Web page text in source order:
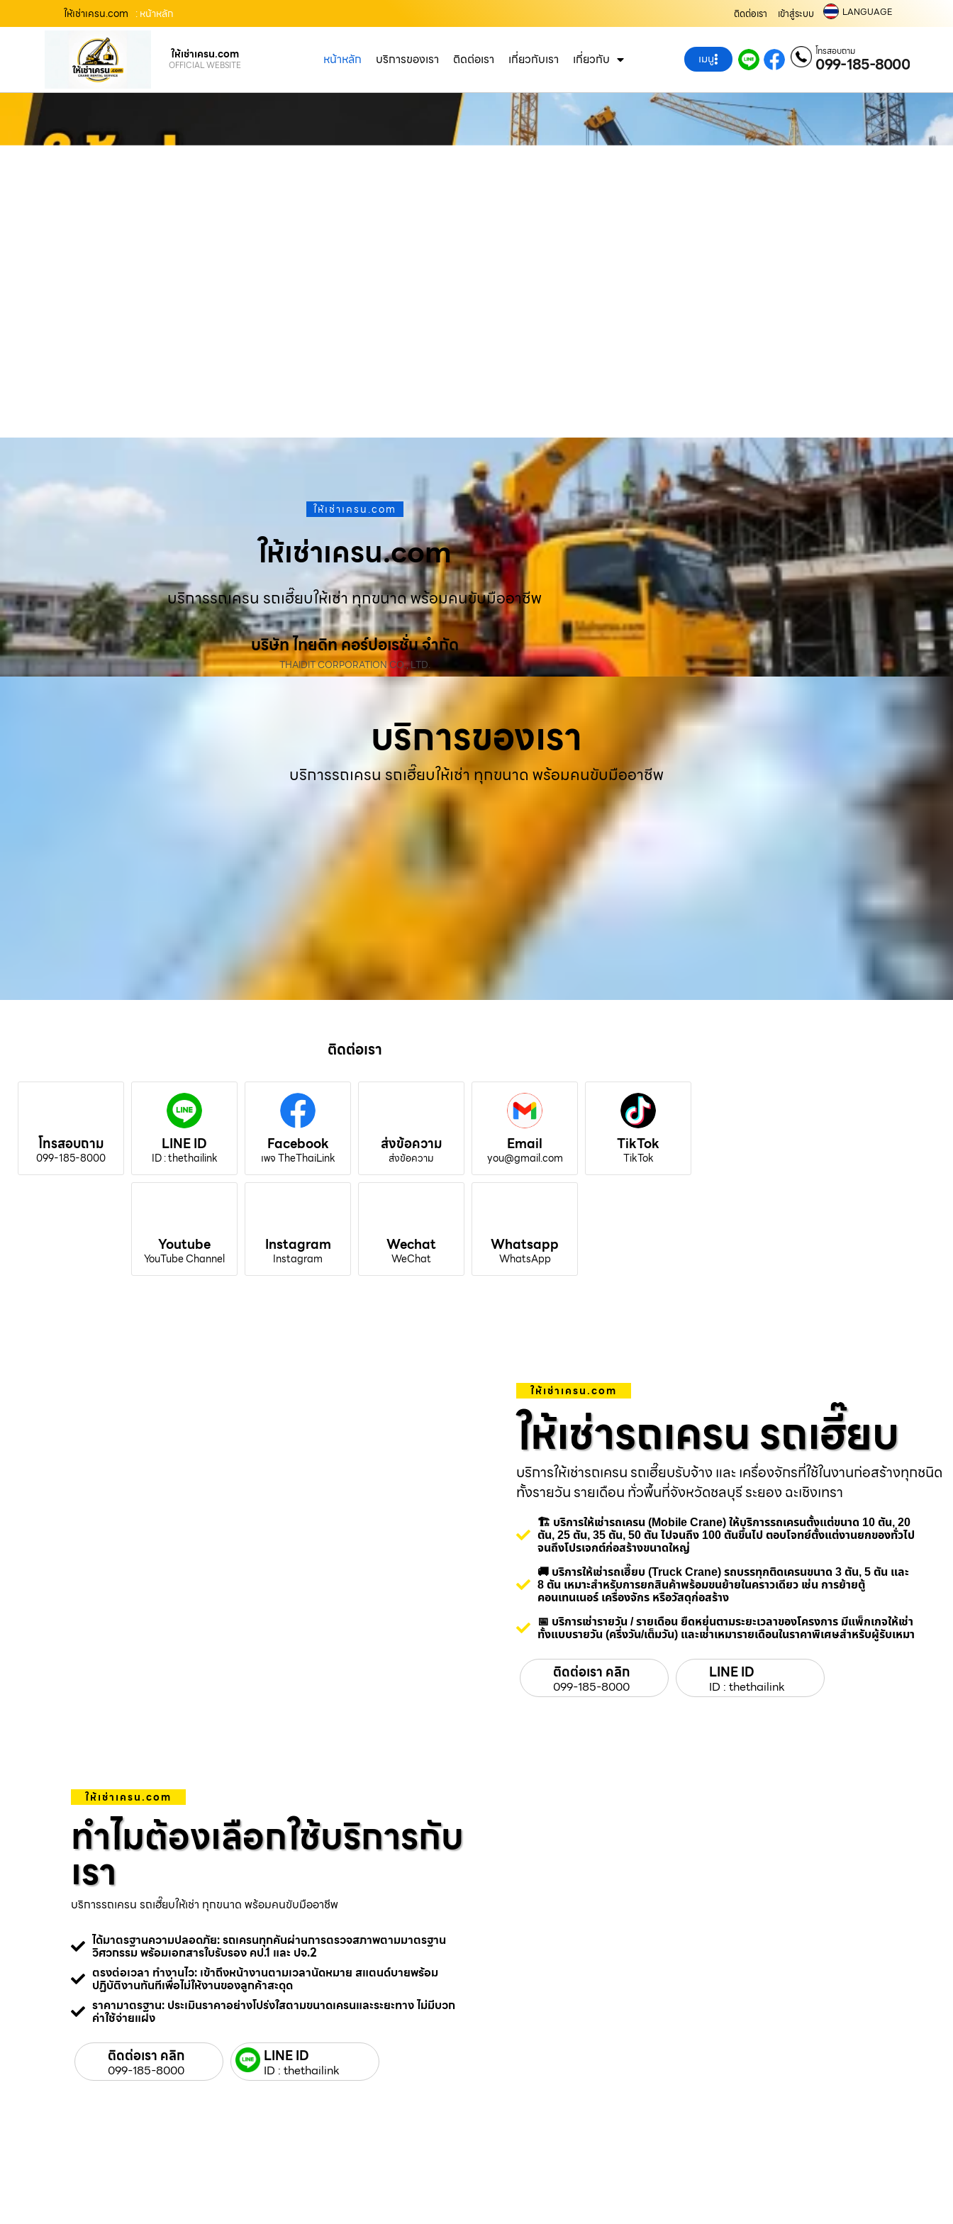
ให้เช่าเครน.com : หน้าหลัก ติดต่อเรา เข้าสู่ระบบ LANGUAGE
ให้เช่าเครน.com
OFFICIAL WEBSITE หน้าหลัก บริการของเรา ติดต่อเรา เกี่ยวกับเรา เกี่ยวกับ เมนู โทรสอบถาม
099-185-8000
ให้เช่าเครน.com
ให้เช่าเครน.com
บริการรถเครน รถเฮี๊ยบให้เช่า ทุกขนาด พร้อมคนขับมืออาชีพ
บริษัท ไทยดิท คอร์ปอเรชั่น จำกัด
THAIDIT CORPORATION CO., LTD.
บริการของเรา
บริการรถเครน รถเฮี๊ยบให้เช่า ทุกขนาด พร้อมคนขับมืออาชีพ
ติดต่อเรา
โทรสอบถาม
099-185-8000
LINE ID
ID : thethailink
Facebook
เพจ TheThaiLink
ส่งข้อความ
ส่งข้อความ
Email
you@gmail.com
TikTok
TikTok
Youtube
YouTube Channel
Instagram
Instagram
Wechat
WeChat
Whatsapp
WhatsApp
ให้เช่าเครน.com
ให้เช่ารถเครน รถเฮี๊ยบ
บริการให้เช่ารถเครน รถเฮี๊ยบรับจ้าง และ เครื่องจักรที่ใช้ในงานก่อสร้างทุกชนิด
ทั้งรายวัน รายเดือน ทั่วพื้นที่จังหวัดชลบุรี ระยอง ฉะเชิงเทรา
🏗️ บริการให้เช่ารถเครน (Mobile Crane) ให้บริการรถเครนตั้งแต่ขนาด 10 ตัน, 20
ตัน, 25 ตัน, 35 ตัน, 50 ตัน ไปจนถึง 100 ตันขึ้นไป ตอบโจทย์ตั้งแต่งานยกของทั่วไป
จนถึงโปรเจกต์ก่อสร้างขนาดใหญ่
🚚 บริการให้เช่ารถเฮี๊ยบ (Truck Crane) รถบรรทุกติดเครนขนาด 3 ตัน, 5 ตัน และ
8 ตัน เหมาะสำหรับการยกสินค้าพร้อมขนย้ายในคราวเดียว เช่น การย้ายตู้
คอนเทนเนอร์ เครื่องจักร หรือวัสดุก่อสร้าง
📅 บริการเช่ารายวัน / รายเดือน ยืดหยุ่นตามระยะเวลาของโครงการ มีแพ็กเกจให้เช่า
ทั้งแบบรายวัน (ครึ่งวัน/เต็มวัน) และเช่าเหมารายเดือนในราคาพิเศษสำหรับผู้รับเหมา
ติดต่อเรา คลิก
099-185-8000
LINE ID
ID : thethailink
ให้เช่าเครน.com
ทำไมต้องเลือกใช้บริการกับ
เรา
บริการรถเครน รถเฮี๊ยบให้เช่า ทุกขนาด พร้อมคนขับมืออาชีพ
ได้มาตรฐานความปลอดภัย: รถเครนทุกคันผ่านการตรวจสภาพตามมาตรฐาน
วิศวกรรม พร้อมเอกสารใบรับรอง คป.1 และ ปจ.2
ตรงต่อเวลา ทำงานไว: เข้าถึงหน้างานตามเวลานัดหมาย สแตนด์บายพร้อม
ปฏิบัติงานทันทีเพื่อไม่ให้งานของลูกค้าสะดุด
ราคามาตรฐาน: ประเมินราคาอย่างโปร่งใสตามขนาดเครนและระยะทาง ไม่มีบวก
ค่าใช้จ่ายแฝง
ติดต่อเรา คลิก
099-185-8000
LINE ID
ID : thethailink